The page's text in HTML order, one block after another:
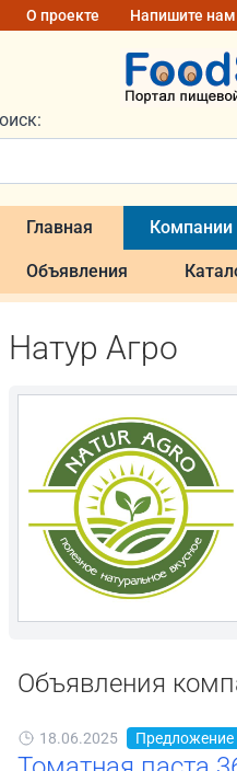
О проекте Напишите нам
Главная Компании
Объявления
Натур Агро
Объявления
18.06.2025 Предложение